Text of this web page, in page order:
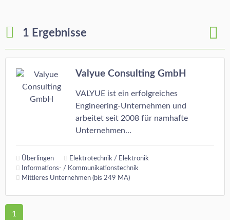
1 Ergebnisse
Valyue Consulting GmbH
VALYUE ist ein erfolgreiches
Engineering-Unternehmen und
arbeitet seit 2008 für namhafte
Unternehmen...
Überlingen
Elektrotechnik / Elektronik
Informations- / Kommunikationstechnik
Mittleres Unternehmen (bis 249 MA)
1